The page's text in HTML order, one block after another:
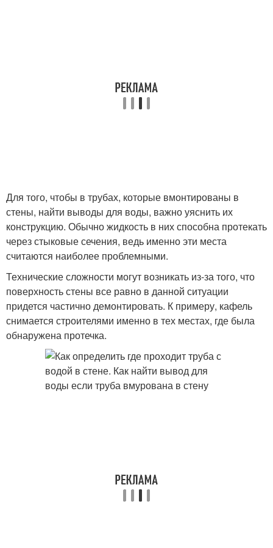
Для того, чтобы в трубах, которые вмонтированы в
стены, найти выводы для воды, важно уяснить их
конструкцию. Обычно жидкость в них способна протекать
через стыковые сечения, ведь именно эти места
считаются наиболее проблемными.
Технические сложности могут возникать из-за того, что
поверхность стены все равно в данной ситуации
придется частично демонтировать. К примеру, кафель
снимается строителями именно в тех местах, где была
обнаружена протечка.